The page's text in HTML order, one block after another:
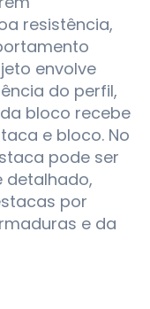
resistência,
envolve
do perfil,
bloco recebe
e bloco. No
pode ser
detalhado,
por
e da